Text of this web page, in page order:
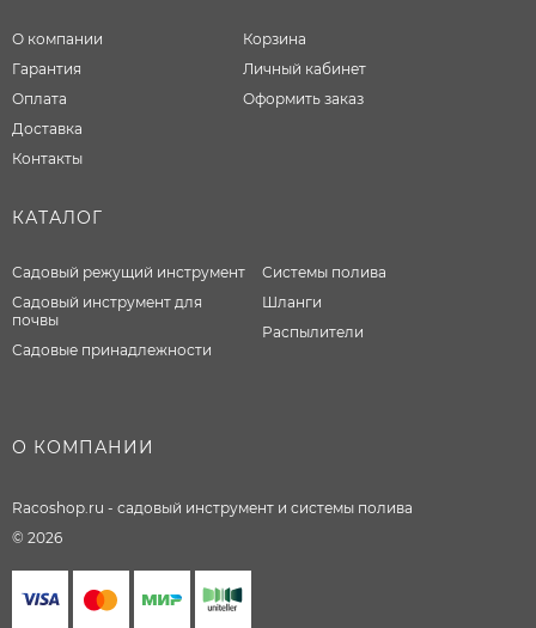
О компании
Гарантия
Оплата
Доставка
Контакты
Корзина
Личный кабинет
Оформить заказ
КАТАЛОГ
Садовый режущий инструмент
Садовый инструмент для
почвы
Садовые принадлежности
Системы полива
Шланги
Распылители
О КОМПАНИИ
Racoshop.ru - садовый инструмент и системы полива
© 2026